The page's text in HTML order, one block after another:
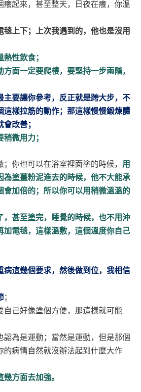
癢起來，甚至整天，日夜在癢，你溫
毯上下；上次我遇到的，他也是沒用
性飲食；
方面一定要爬樓，要堅持一步兩階，
主要讓你參考，反正就是跨大步，不
這樣拉筋的動作；那這樣慢慢鍛煉體
改善；
微用力；
你也可以在浴室裡面塗的時候， 用
為塗薑粉泥進去的時候，他不大能承
會加倍的；所以你可以用稍微溫溫的
，甚至塗完，睡覺的時候，也不用沖
加電毯，這樣溫敷，這個溫度你自己
病這幾個要求，然後做到位，我相信
；
自己好像塗個方便，那這樣就可能
認為是運動；當然是運動，但是那個
的病情自然就沒辦法起到什麼大作
方面去加強。